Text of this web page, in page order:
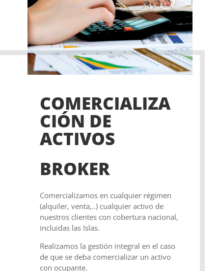
COMERCIALIZA
CIÓN DE
ACTIVOS
BROKER
Comercializamos en cualquier régimen
(alquiler, venta,..) cualquier activo de
nuestros clientes con cobertura nacional,
incluidas las Islas.
Realizamos la gestión integral en el caso
de que se deba comercializar un activo
con ocupante.